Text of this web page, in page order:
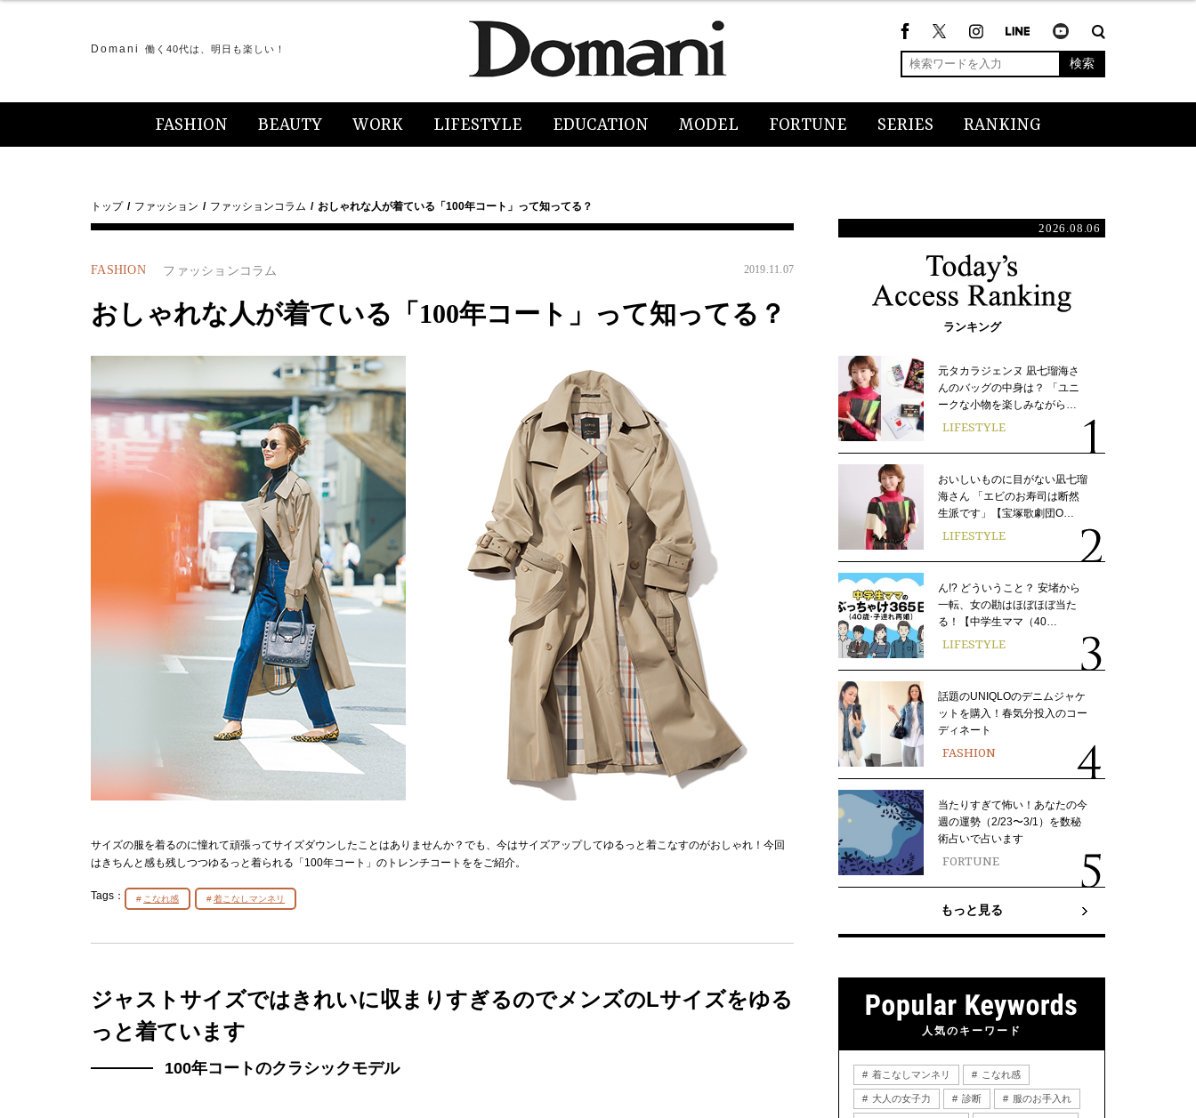
Domani 働く40代は、明日も楽しい！
検索
FASHION BEAUTY WORK LIFESTYLE EDUCATION MODEL FORTUNE SERIES RANKING
トップ ファッション ファッションコラム おしゃれな人が着ている「100年コート」って知ってる？
FASHION ファッションコラム 2019.11.07
おしゃれな人が着ている「100年コート」って知ってる？
サイズの服を着るのに憧れて頑張ってサイズダウンしたことはありませんか？でも、今はサイズアップしてゆるっと着こなすのがおしゃれ！今回
はきちんと感も残しつつゆるっと着られる「100年コート」のトレンチコートををご紹介。
Tags： こなれ感 着こなしマンネリ
ジャストサイズではきれいに収まりすぎるのでメンズのLサイズをゆる
っと着ています
100年コートのクラシックモデル
2026.08.06
ランキング
元タカラジェンヌ 凪七瑠海さ
んのバッグの中身は？ 「ユニ
ークな小物を楽しみながら…
LIFESTYLE
おいしいものに目がない凪七瑠
海さん 「エビのお寿司は断然
生派です」【宝塚歌劇団O…
LIFESTYLE
ん!? どういうこと？ 安堵から
一転、女の勘はほぼほぼ当た
る！【中学生ママ（40…
LIFESTYLE
話題のUNIQLOのデニムジャケ
ットを購入！春気分投入のコー
ディネート
FASHION
当たりすぎて怖い！あなたの今
週の運勢（2/23〜3/1）を数秘
術占いで占います
FORTUNE
もっと見る
人気のキーワード
着こなしマンネリ こなれ感
大人の女子力 診断 服のお手入れ